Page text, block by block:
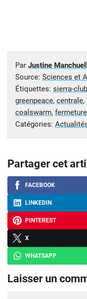
Par Justine
Source: Sciences et
Étiquettes: sierra-club
greenpeace, centrale,
coalswarm, fermeture
Catégories:
Partager cet
FACEBOOK
LINKEDIN
PINTEREST
X
WHATSAPP
Laisser un